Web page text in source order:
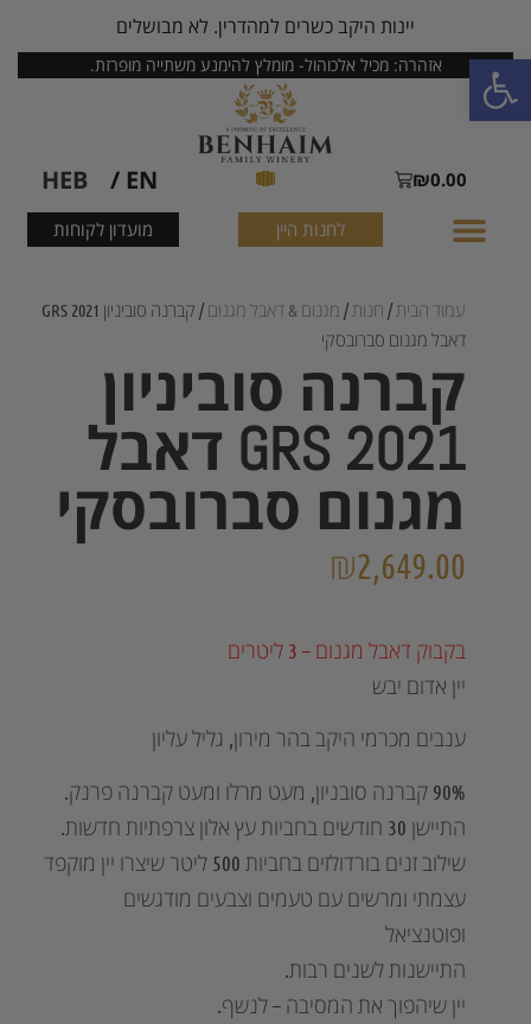
פתח סרגל נגישות
יינות היקב כשרים למהדרין. לא מבושלים
אזהרה: מכיל אלכוהול- מומלץ להימנע משתייה מופרזת.
₪0.00
EN /
HEB
לחנות היין מועדון לקוחות
עמוד הבית/ חנות/ מגנום & דאבל מגנום
/ קברנה סוביניון GRS 2021
דאבל מגנום סברובסקי
קברנה סוביניון
GRS 2021 דאבל
מגנום סברובסקי
₪2,649.00
בקבוק דאבל מגנום – 3 ליטרים
יין אדום יבש
ענבים מכרמי היקב בהר מירון, גליל עליון
90% קברנה סובניון, מעט מרלו ומעט קברנה פרנק.
התיישן 30 חודשים בחביות עץ אלון צרפתיות חדשות.
שילוב זנים בורדולזים בחביות 500 ליטר שיצרו יין מוקפד
עצמתי ומרשים עם טעמים וצבעים מודגשים
ופוטנציאל
התיישנות לשנים רבות.
יין שיהפוך את המסיבה – לנשף.